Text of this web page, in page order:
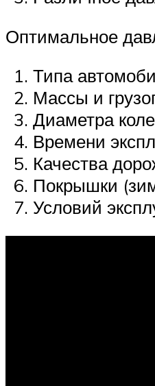
Оптимальное
Типа
Массы и
Диаметра
Времени
Качества
Покрышки
Условий